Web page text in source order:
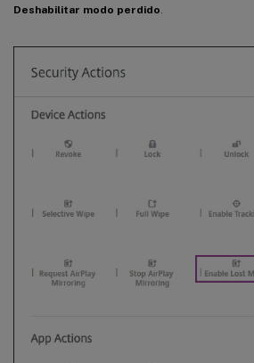
Deshabilitar modo perdido.